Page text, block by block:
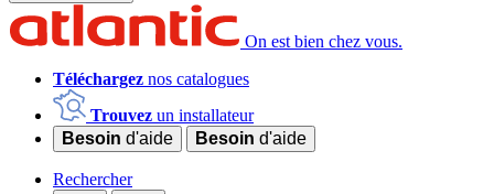
On est bien chez vous.
Téléchargez nos catalogues
Trouvez un installateur
Besoin d'aide Besoin d'aide
Rechercher